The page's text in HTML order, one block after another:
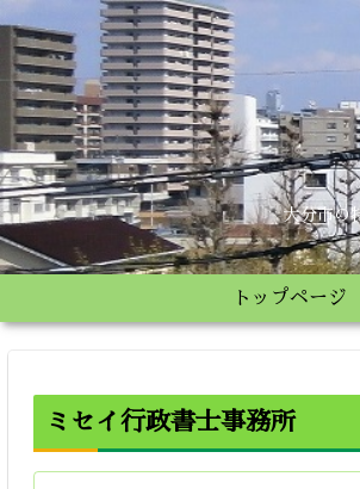
大分市の
トップページ
ミセイ行政書士事務所